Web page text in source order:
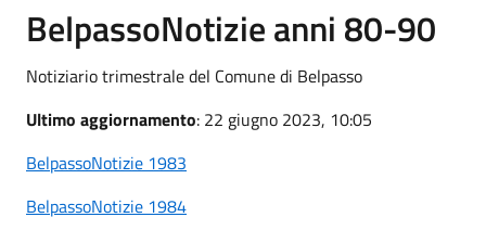
BelpassoNotizie anni 80-90
Notiziario trimestrale del Comune di Belpasso
Ultimo aggiornamento: 22 giugno 2023, 10:05
BelpassoNotizie 1983
BelpassoNotizie 1984